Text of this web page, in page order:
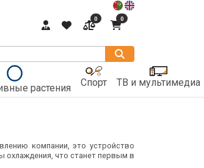
0 0
растения Спорт ТВ и мультимедиа
компании, это устройство
что станет первым в